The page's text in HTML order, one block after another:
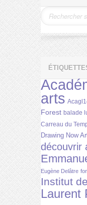
arts
Forest balade
Carreau du
Drawing Now
découvrir
Eugène Delâtre
Institut
Laurent